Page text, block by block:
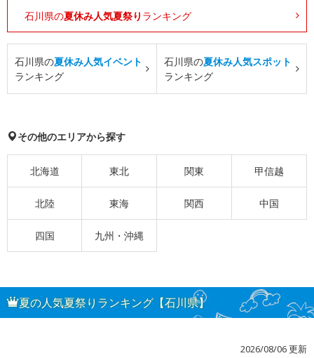
石川県の夏休み人気夏祭り ランキング
石川県の夏休み人気イベント
ランキング
石川県の夏休み人気スポット
ランキング
その他のエリアから探す
北海道 東北 関東 甲信越
北陸 東海 関西 中国
四国 九州・沖縄
夏の人気夏祭りランキング【石川県】
2026/08/06 更新